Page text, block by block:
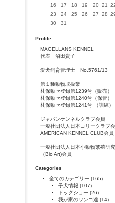
16
17 18 19 20 21
22
23
24 25 26 27 28 29
30
31
Profile
MAGELLANS KENNEL
代表 沼田貴子
愛犬飼育管理士 No.5761/13
第１種動物取扱業
札保動セ登録第1239号（販売）
札保動セ登録第1240号（保管）
札保動セ登録第1241号 （訓練）
ジャパンケンネルクラブ会員
一般社団法人日本コリークラブ
AMERICAN KENNEL CLUB会員
一般社団法人日本小動物繁殖研
（Bio Art)会員
Categories
全てのカテゴリー (165)
子犬情報 (107)
ドッグショー (26)
我が家のワンコ達 (14)